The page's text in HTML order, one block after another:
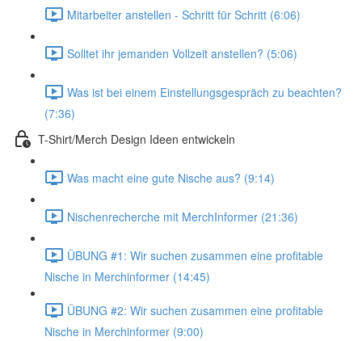
Mitarbeiter anstellen - Schritt für Schritt (6:06)
Solltet ihr jemanden Vollzeit anstellen? (5:06)
Was ist bei einem Einstellungsgespräch zu beachten?
(7:36)
T-Shirt/Merch Design Ideen entwickeln
Was macht eine gute Nische aus? (9:14)
Nischenrecherche mit MerchInformer (21:36)
ÜBUNG #1: Wir suchen zusammen eine profitable
Nische in Merchinformer (14:45)
ÜBUNG #2: Wir suchen zusammen eine profitable
Nische in Merchinformer (9:00)